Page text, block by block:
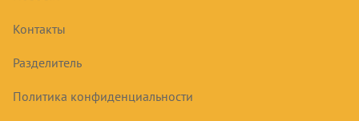
Контакты
Разделитель
Политика конфиденциальности
обеспечивающих удобство при подаче и хранении блюд.
технологиям, оборудование «Вега» поможет создать
высоким требованиям профессиональных поваров и